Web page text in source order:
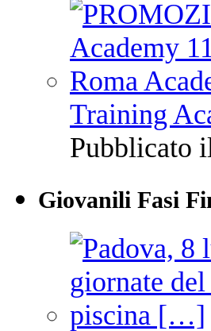
Training
Pubblicato
Giovanili Fasi